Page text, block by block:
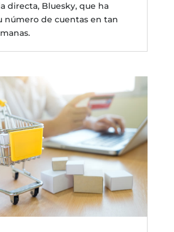
directa, Bluesky, que ha
número de cuentas en tan